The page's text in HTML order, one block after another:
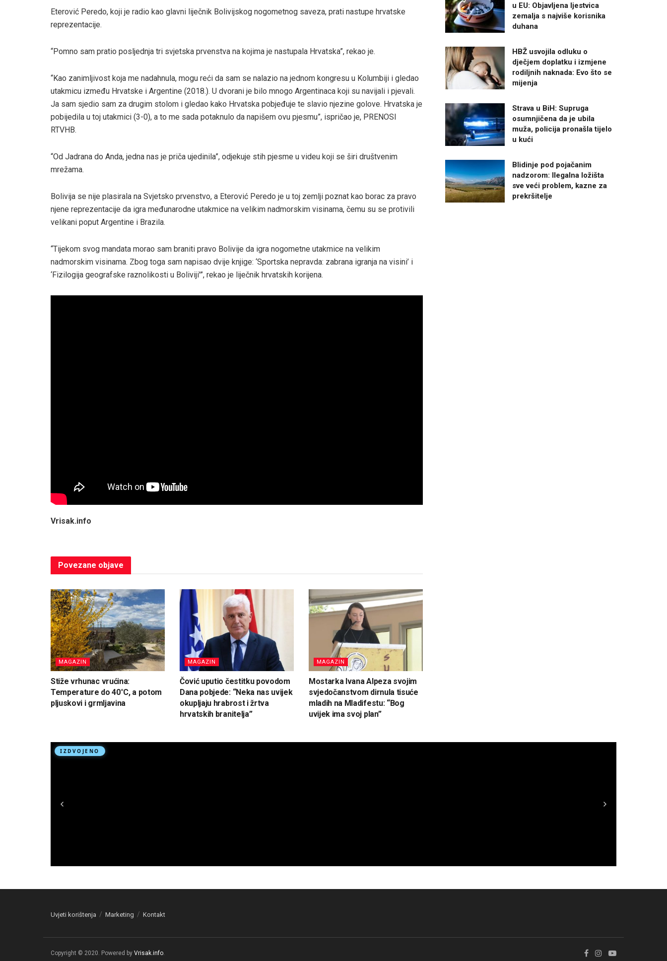
Eterović Peredo, koji je radio kao glavni liječnik Bolivijskog nogometnog saveza, prati nastupe hrvatske
reprezentacije.
“Pomno sam pratio posljednja tri svjetska prvenstva na kojima je nastupala Hrvatska”, rekao je.
“Kao zanimljivost koja me nadahnula, mogu reći da sam se nalazio na jednom kongresu u Kolumbiji i gledao
utakmicu između Hrvatske i Argentine (2018.). U dvorani je bilo mnogo Argentinaca koji su navijali i pjevali.
Ja sam sjedio sam za drugim stolom i gledao kako Hrvatska pobjeđuje te slavio njezine golove. Hrvatska je
pobijedila u toj utakmici (3-0), a to me sada potaknulo da napišem ovu pjesmu”, ispričao je, PRENOSI
RTVHB.
“Od Jadrana do Anda, jedna nas je priča ujedinila”, odjekuje stih pjesme u videu koji se širi društvenim
mrežama.
Bolivija se nije plasirala na Svjetsko prvenstvo, a Eterović Peredo je u toj zemlji poznat kao borac za pravo
njene reprezentacije da igra međunarodne utakmice na velikim nadmorskim visinama, čemu su se protivili
velikani poput Argentine i Brazila.
“Tijekom svog mandata morao sam braniti pravo Bolivije da igra nogometne utakmice na velikim
nadmorskim visinama. Zbog toga sam napisao dvije knjige: ‘Sportska nepravda: zabrana igranja na visini’ i
‘Fizilogija geografske raznolikosti u Boliviji'”, rekao je liječnik hrvatskih korijena.
Vrisak.info
Povezane objave
MAGAZIN
Stiže vrhunac vrućina:
Temperature do 40°C, a potom
pljuskovi i grmljavina
MAGAZIN
Čović uputio čestitku povodom
Dana pobjede: “Neka nas uvijek
okupljaju hrabrost i žrtva
hrvatskih branitelja”
MAGAZIN
Mostarka Ivana Alpeza svojim
svjedočanstvom dirnula tisuće
mladih na Mladifestu: “Bog
uvijek ima svoj plan”
u EU: Objavljena ljestvica
zemalja s najviše korisnika
duhana
HBŽ usvojila odluku o
dječjem doplatku i izmjene
rodiljnih naknada: Evo što se
mijenja
Strava u BiH: Supruga
osumnjičena da je ubila
muža, policija pronašla tijelo
u kući
Blidinje pod pojačanim
nadzorom: Ilegalna ložišta
sve veći problem, kazne za
prekršitelje
Uvjeti korištenja Marketing Kontakt
Copyright © 2020. Powered by Vrisak.info